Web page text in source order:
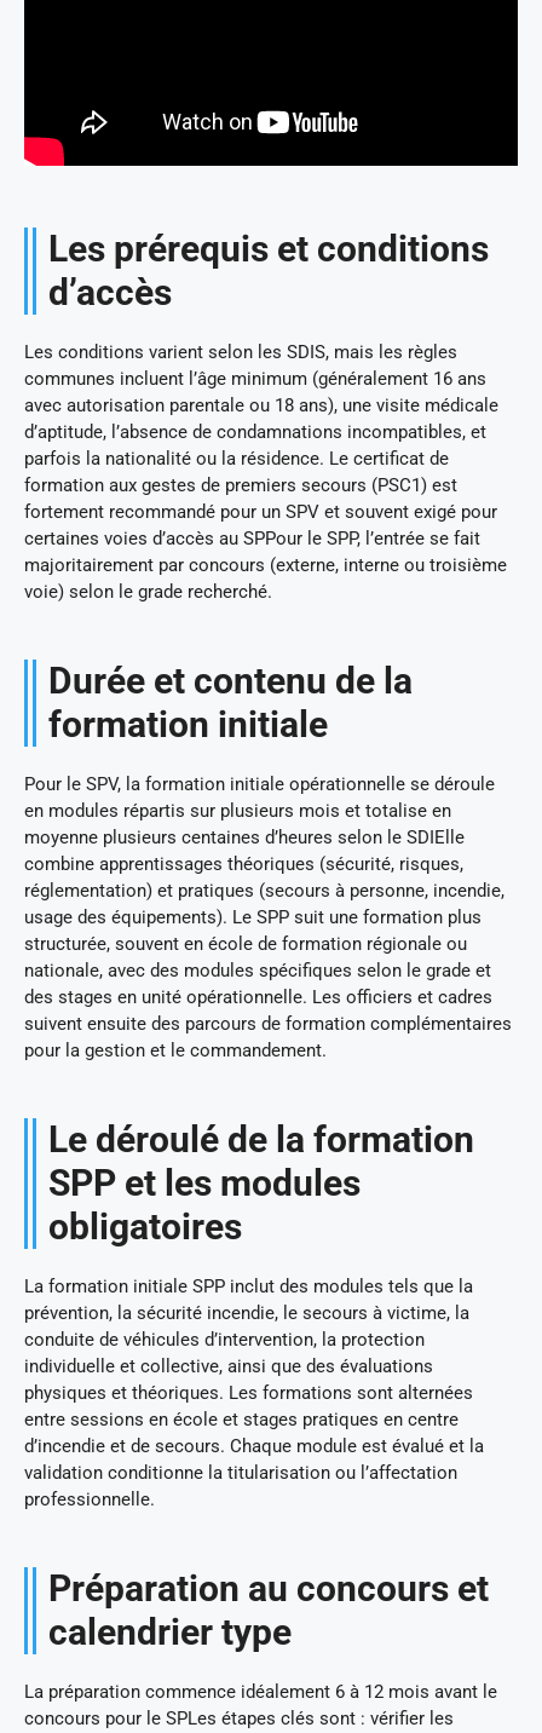
Les prérequis et conditions
d’accès
Les conditions varient selon les SDIS, mais les règles
communes incluent l’âge minimum (généralement 16 ans
avec autorisation parentale ou 18 ans), une visite médicale
d’aptitude, l’absence de condamnations incompatibles, et
parfois la nationalité ou la résidence. Le certificat de
formation aux gestes de premiers secours (PSC1) est
fortement recommandé pour un SPV et souvent exigé pour
certaines voies d’accès au SPPour le SPP, l’entrée se fait
majoritairement par concours (externe, interne ou troisième
voie) selon le grade recherché.
Durée et contenu de la
formation initiale
Pour le SPV, la formation initiale opérationnelle se déroule
en modules répartis sur plusieurs mois et totalise en
moyenne plusieurs centaines d’heures selon le SDIElle
combine apprentissages théoriques (sécurité, risques,
réglementation) et pratiques (secours à personne, incendie,
usage des équipements). Le SPP suit une formation plus
structurée, souvent en école de formation régionale ou
nationale, avec des modules spécifiques selon le grade et
des stages en unité opérationnelle. Les officiers et cadres
suivent ensuite des parcours de formation complémentaires
pour la gestion et le commandement.
Le déroulé de la formation
SPP et les modules
obligatoires
La formation initiale SPP inclut des modules tels que la
prévention, la sécurité incendie, le secours à victime, la
conduite de véhicules d’intervention, la protection
individuelle et collective, ainsi que des évaluations
physiques et théoriques. Les formations sont alternées
entre sessions en école et stages pratiques en centre
d’incendie et de secours. Chaque module est évalué et la
validation conditionne la titularisation ou l’affectation
professionnelle.
Préparation au concours et
calendrier type
La préparation commence idéalement 6 à 12 mois avant le
concours pour le SPLes étapes clés sont : vérifier les